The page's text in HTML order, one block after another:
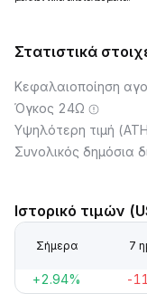
Στατιστικά
Κεφαλαιοποίηση
Όγκος 24Ω
Υψηλότερη τιμή
Συνολικός δημόσια
Ιστορικό τιμών
Σήμερα 7
+2.94% -